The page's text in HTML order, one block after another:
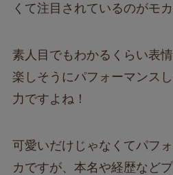
くて注目されているのがモカ
素人目でもわかるくらい表
楽しそうにパフォーマンス
力ですよね！
可愛いだけじゃなくてパフ
カですが、本名や経歴など